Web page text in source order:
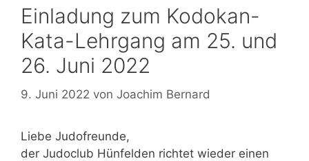
Einladung zum Kodokan-
Kata-Lehrgang am 25. und
26. Juni 2022
9. Juni 2022 von Joachim Bernard
Liebe Judofreunde,
der Judoclub Hünfelden richtet wieder einen